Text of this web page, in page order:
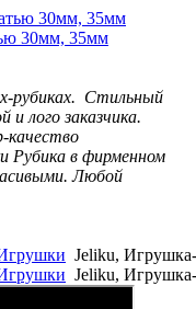
30мм, 35мм
рубиках. Стильный
и лого заказчика.
качество
Рубика в фирменном
Любой
Jeliku,
Jeliku,